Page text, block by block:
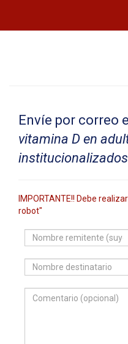
Envíe por correo
vitamina D en
institucionalizados
IMPORTANTE!! Debe
robot"